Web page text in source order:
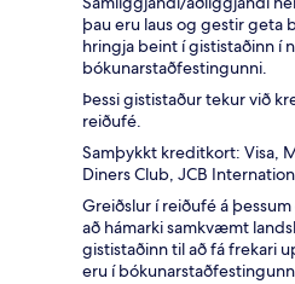
þau eru laus og gestir geta
hringja beint í gististaðinn í
bókunarstaðfestingunni.
Þessi gististaður tekur við
reiðufé.
Samþykkt kreditkort: Visa,
Diners Club, JCB
Greiðslur í reiðufé á
að hámarki samkvæmt
gististaðinn til að fá frekari
eru í